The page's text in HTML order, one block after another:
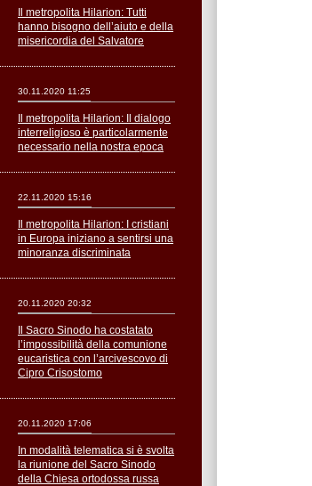
Il metropolita Hilarion: Tutti
hanno bisogno dell’aiuto e della
misericordia del Salvatore
30.11.2020 11:25
Il metropolita Hilarion: Il dialogo
interreligioso è particolarmente
necessario nella nostra epoca
22.11.2020 15:16
Il metropolita Hilarion: I cristiani
in Europa iniziano a sentirsi una
minoranza discriminata
20.11.2020 20:32
Il Sacro Sinodo ha costatato
l’impossibilità della comunione
eucaristica con l’arcivescovo di
Cipro Crisostomo
20.11.2020 17:06
In modalità telematica si è svolta
la riunione del Sacro Sinodo
della Chiesa ortodossa russa